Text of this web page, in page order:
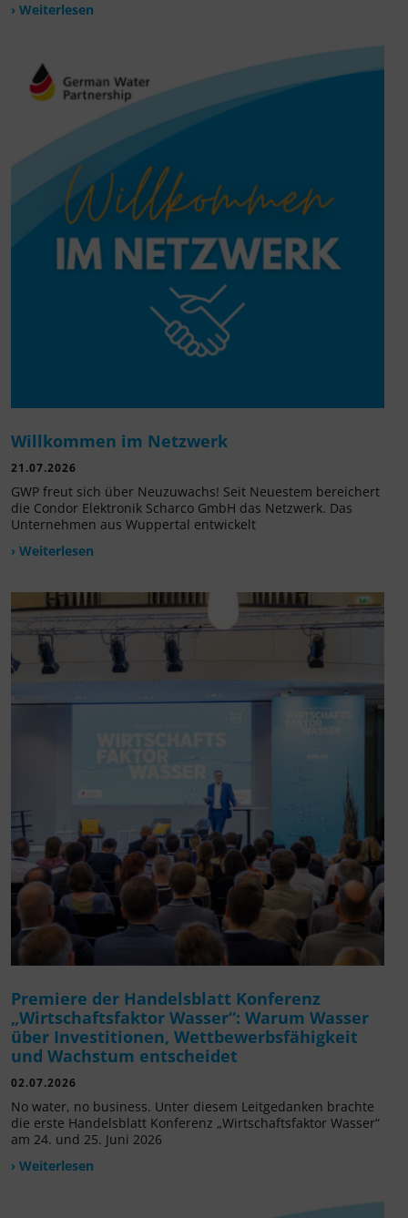
› Weiterlesen
Willkommen im Netzwerk
21.07.2026
GWP freut sich über Neuzuwachs! Seit Neuestem bereichert
die Condor Elektronik Scharco GmbH das Netzwerk. Das
Unternehmen aus Wuppertal entwickelt
› Weiterlesen
Premiere der Handelsblatt Konferenz
„Wirtschaftsfaktor Wasser“: Warum Wasser
über Investitionen, Wettbewerbsfähigkeit
und Wachstum entscheidet
02.07.2026
No water, no business. Unter diesem Leitgedanken brachte
die erste Handelsblatt Konferenz „Wirtschaftsfaktor Wasser“
am 24. und 25. Juni 2026
› Weiterlesen